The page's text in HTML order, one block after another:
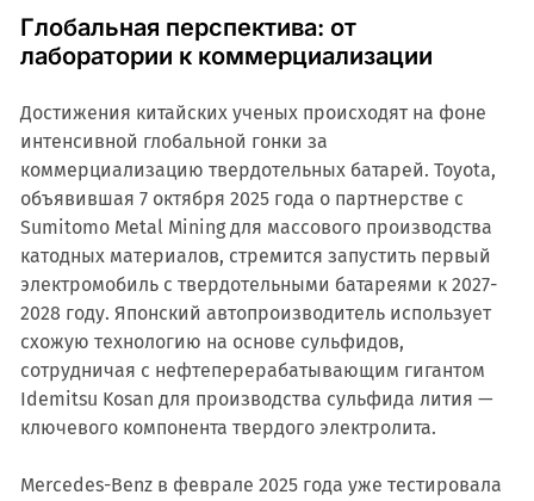
Глобальная перспектива: от
лаборатории к коммерциализации
Достижения китайских ученых происходят на фоне
интенсивной глобальной гонки за
коммерциализацию твердотельных батарей. Toyota,
объявившая 7 октября 2025 года о партнерстве с
Sumitomo Metal Mining для массового производства
катодных материалов, стремится запустить первый
электромобиль с твердотельными батареями к 2027-
2028 году. Японский автопроизводитель использует
схожую технологию на основе сульфидов,
сотрудничая с нефтеперерабатывающим гигантом
Idemitsu Kosan для производства сульфида лития —
ключевого компонента твердого электролита.
Mercedes-Benz в феврале 2025 года уже тестировала